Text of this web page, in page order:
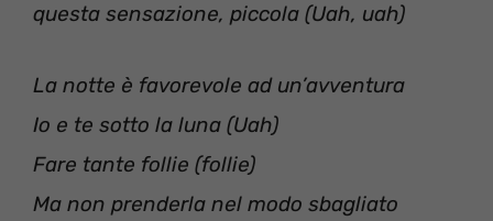
questa sensazione, piccola (Uah, uah)
La notte è favorevole ad un’avventura
Io e te sotto la luna (Uah)
Fare tante follie (follie)
Ma non prenderla nel modo sbagliato